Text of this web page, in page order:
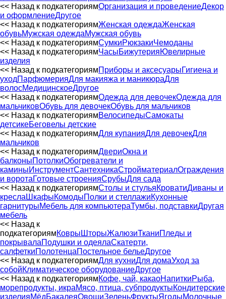
<< Назад к подкатегориямОрганизация и проведениеДекор
и оформлениеДругое
<< Назад к подкатегориямЖенская одеждаЖенская
обувьМужская одеждаМужская обувь
<< Назад к подкатегориямСумкиРюкзакиЧемоданы
<< Назад к подкатегориямЧасыБижутерияЮвелирные
изделия
<< Назад к подкатегориямПриборы и аксесуарыГигиена и
уходПарфюмерияДля макияжа и маникюраДля
волосМедицинскоеДругое
<< Назад к подкатегориямОдежда для девочекОдежда для
мальчиковОбувь для девочекОбувь для мальчиков
<< Назад к подкатегориямВелосипедыСамокаты
детсикеБеговелы детские
<< Назад к подкатегориямДля купанияДля девочекДля
мальчиков
<< Назад к подкатегориямДвериОкна и
балконыПотолкиОбогреватели и
каминыИнструментСантехникаСтройматериалОграждения
и воротаГотовые строенияСрубыДля сада
<< Назад к подкатегориямСтолы и стульяКроватиДиваны и
кресла ШкафыКомодыПолки и стеллажиКухонные
гарнитурыМебель для компьютераТумбы, подставкиДругая
мебель
<< Назад к
подкатегориямКовры ШторыЖалюзиТканиПледы и
покрывалаПодушки и одеялаСкатерти,
салфеткиПолотенцаПостельное бельеДругое
<< Назад к подкатегориямДля кухниДля домаУход за
собойКлиматическое оборудованиеДругое
<< Назад к подкатегориямКофе, чай, какаоНапиткиРыба,
морепродукты, икраМясо, птица, субпродуктыКондитерские
изделияМёдБакалеяОвощиЗеленьФруктыЯгодыМолочные